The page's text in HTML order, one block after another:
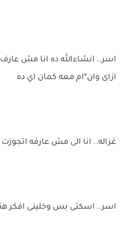
اسر.. انشاءالله ده انا مش عارف
ازاى وان*ام معه كمان اي ده
غزاله.. انا الى مش عارفه
اسر.. اسكتى بس وخلينى افكر